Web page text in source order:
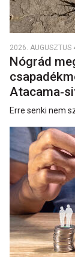
2026. AUGUSZTUS
Nógrád
Erre senki nem